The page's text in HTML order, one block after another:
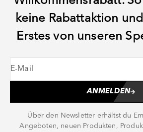
keine Rabattaktion
Erstes von unseren
E-Mail
ANMELDEN
Über den Newsletter erhältst du
Angeboten, neuen Produkten,